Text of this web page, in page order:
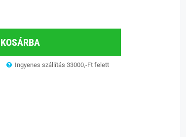
KOSÁRBA
Ingyenes szállítás 33000,-Ft felett